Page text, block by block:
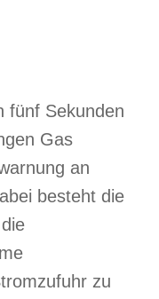
fünf Sekunden
Gas
an
besteht die
zu